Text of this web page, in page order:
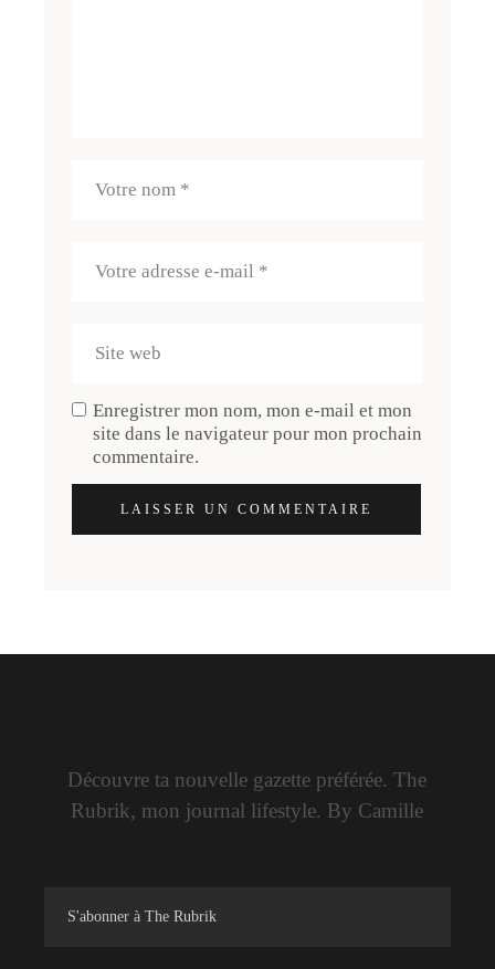
Enregistrer mon nom, mon e-mail et mon
site dans le navigateur pour mon prochain
commentaire.
LAISSER UN COMMENTAIRE
Découvre ta nouvelle gazette préférée. The
Rubrik, mon journal lifestyle. By Camille